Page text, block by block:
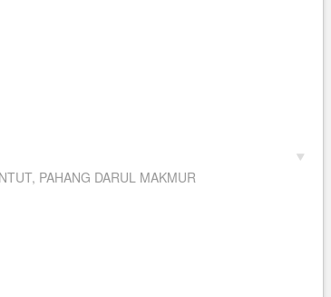
PAHANG DARUL MAKMUR